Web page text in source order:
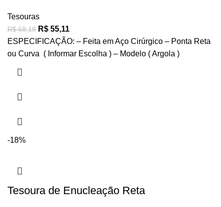
Tesouras
R$68,18 R$ 55,11
ESPECIFICAÇÃO: – Feita em Aço Cirúrgico – Ponta Reta
ou Curva ( Informar Escolha ) – Modelo ( Argola )
-18%
Tesoura de Enucleação Reta